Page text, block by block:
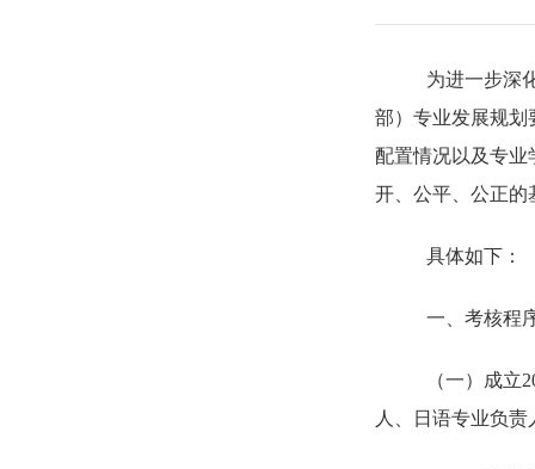
为进一步深
部） 专业发展规划
配置情况以及专
开、公平、公正的
具体如下：
一、考核程
（一） 成立
人、日语专业负